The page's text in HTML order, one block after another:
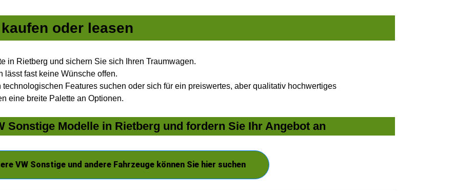
oder leasen
in Rietberg und sichern Sie sich Ihren Traumwagen.
lässt fast keine Wünsche offen.
Features suchen oder sich für ein preiswertes, aber qualitativ hochwertiges
eine breite Palette an Optionen.
Sonstige Modelle in Rietberg und fordern Sie Ihr Angebot an
VW Sonstige und andere Fahrzeuge können Sie hier suchen